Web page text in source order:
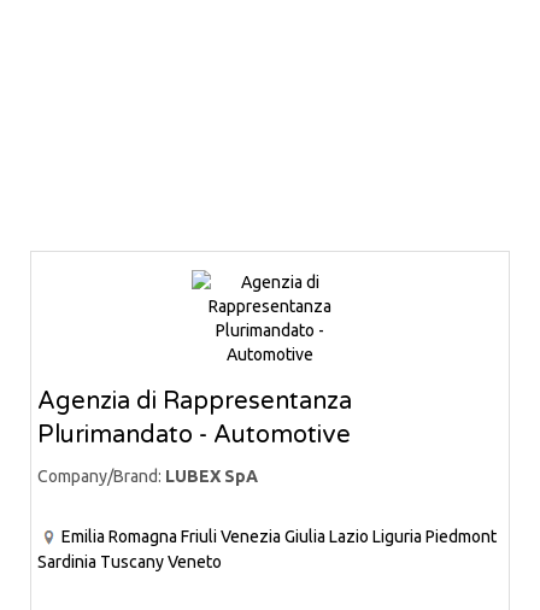
Agenzia di Rappresentanza
Plurimandato - Automotive
Company/Brand: LUBEX SpA
Emilia Romagna Friuli Venezia Giulia Lazio Liguria Piedmont
Sardinia TuscanyVeneto